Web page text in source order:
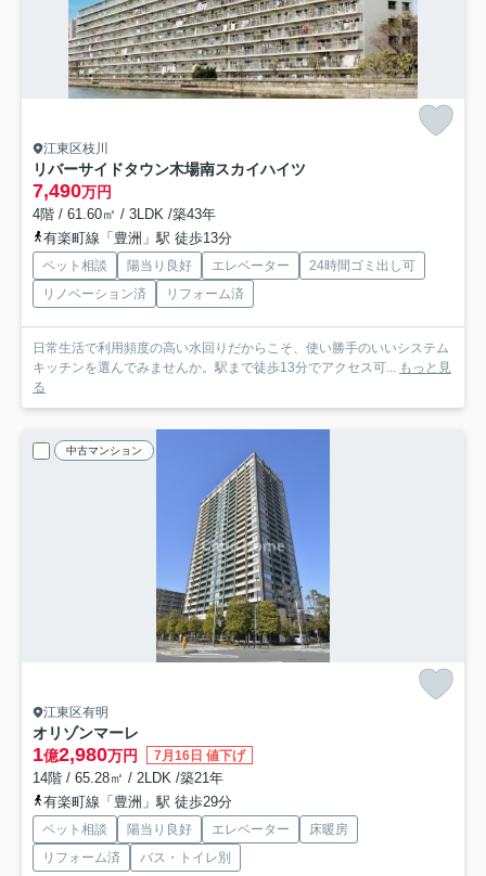
江東区枝川
リバーサイドタウン木場南スカイハイツ
7,490万円
4階 / 61.60㎡ / 3LDK /築43年
有楽町線「豊洲」駅 徒歩13分
ペット相談 陽当り良好 エレベーター
24時間ゴミ出し可
リノベーション済
リフォーム済
日常生活で利用頻度の高い水回りだからこそ、使い勝手のいいシステム
キッチンを選んでみませんか。駅まで徒歩13分でアクセス可...
もっと見
る
中古マンション
江東区有明
オリゾンマーレ
1億2,980万円 7月16日 値下げ
14階 / 65.28㎡ / 2LDK /築21年
有楽町線「豊洲」駅 徒歩29分
ペット相談 陽当り良好 エレベーター
床暖房
リフォーム済
バス・トイレ別